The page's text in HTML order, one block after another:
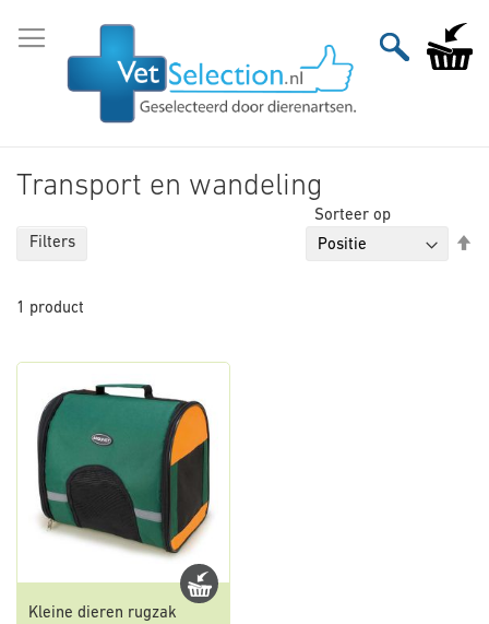
naar
Transport en wandeling
1 product
Sorteer op
Kleine dieren rugzak
Filters